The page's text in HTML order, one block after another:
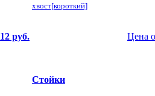
12 руб.
хвост[короткий]
Цена
Стойки